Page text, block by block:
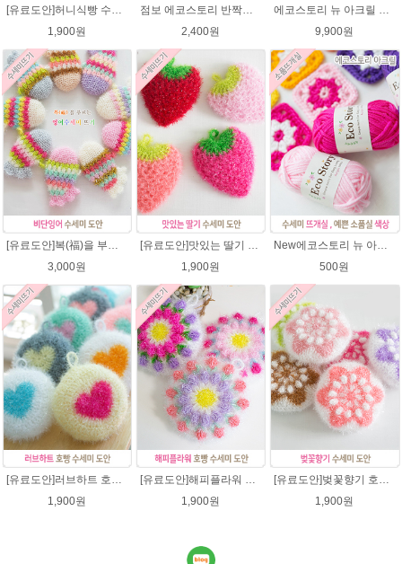
[유료도안]허니식빵 수세미뜨기 코바늘뜨기도안 /수세미뜨기/수세미실/반짝이수세미/반짝이실/수세미실 웰빙수세미 퐁퐁수세미 식빵 코바늘수세미
1,900원
점보 에코스토리 반짝이 80g 대용량 수세미뜨기 뜨개실 친환경소품 뜨개질실//웰빙수세미실/반짝이수세미실/반짝이뜨개실/ 수세미실/대용량수세미/빤짝이실
2,400원
에코스토리 뉴 아크릴 21색상(전색상) 1세트 / 수세미실 인형제작 뜨개실 친환경소품 뜨개질실 아크릴수세미실
9,900원
3,000원
1,900원
500원
[유료도안]러브하트 호빵수세미뜨기 도안(수세미실은 옵션에서 추가구매 가능)/별호빵수세미처럼 예쁜수세미뜨기/빤짝이 수세미실/웰빙수세미실/고급수세미실/하트뜨기 반짝이수세미 하트수세미
1,900원
[유료도안]해피플라워 호빵수세미뜨기 도안(수세미실은 옵션에서 추가구매 가능)/수세미뜨기/수세미실/반짝이수세미/반짝이실/별수세미 호빵수세미 웰빙수세미 퐁퐁수세미 코바늘수세미
1,900원
[유료도안]벚꽃향기 호빵수세미뜨기 도안(수세미실은 옵션에서 추가구매 가능)/수세미뜨기/수세미실/반짝이수세미/반짝이실/별수세미 호빵수세미 웰빙수세미 퐁퐁수세미 코바늘수세미
1,900원